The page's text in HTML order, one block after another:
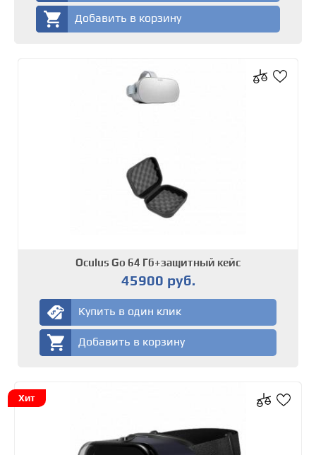
Добавить в корзину
Oculus Go 64 Гб+защитный кейс
45900 руб.
Купить в один клик
Добавить в корзину
Хит